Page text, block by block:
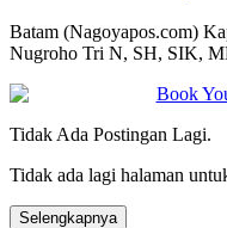
Batam (Nagoyapos.com)
Nugroho Tri N, SH, SIK,
Tidak Ada Postingan Lagi.
Tidak ada lagi halaman
Selengkapnya